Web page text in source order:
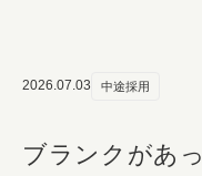
2026.07.03 中途採用
ブランクがあ